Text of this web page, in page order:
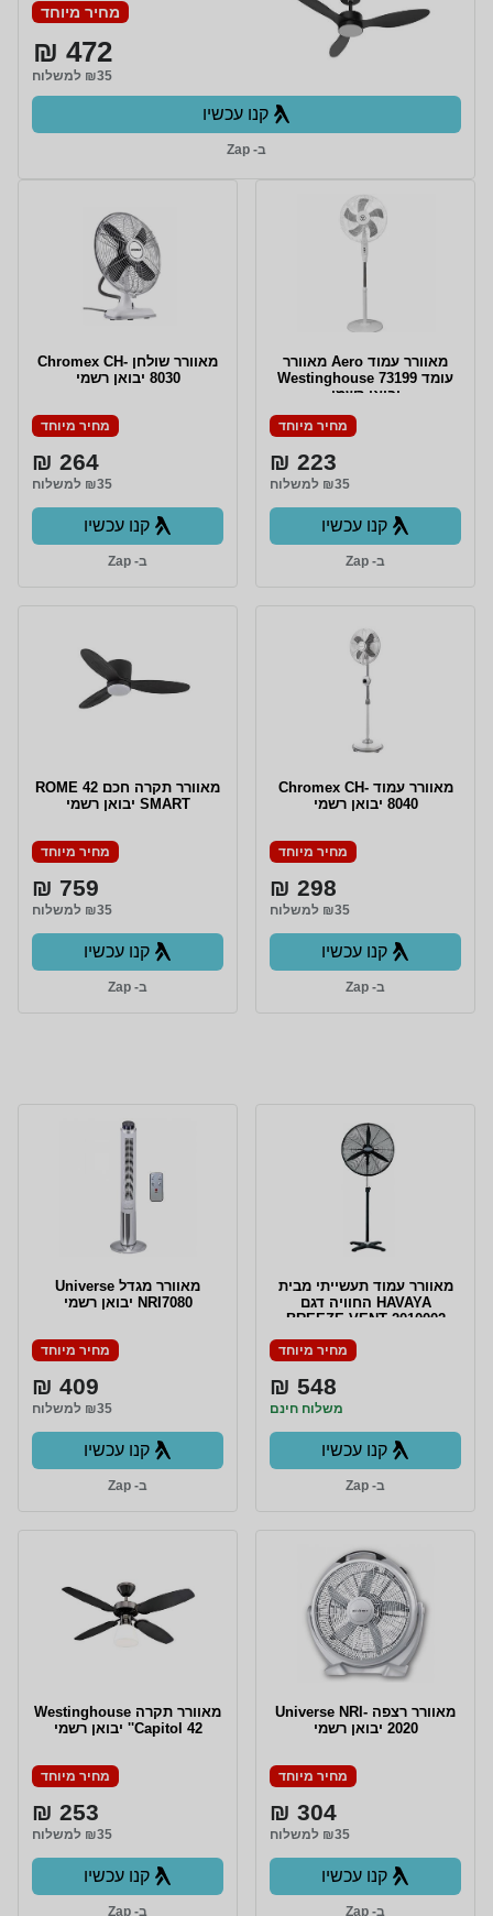
מחיר מיוחד
472 ₪
₪35 למשלוח
קנו עכשיו
ב- Zap
‏מאוורר עמוד Aero מאוורר
עומד 73199 Westinghouse
יבואן רשמי
מחיר מיוחד
223 ₪
₪35 למשלוח
קנו עכשיו
ב- Zap
מאוורר שולחן Chromex CH-
8030 יבואן רשמי
מחיר מיוחד
264 ₪
₪35 למשלוח
קנו עכשיו
ב- Zap
מאוורר עמוד Chromex CH-
8040 יבואן רשמי
מחיר מיוחד
298 ₪
₪35 למשלוח
קנו עכשיו
ב- Zap
מאוורר תקרה חכם ROME 42
SMART יבואן רשמי
מחיר מיוחד
759 ₪
₪35 למשלוח
קנו עכשיו
ב- Zap
מאוורר עמוד תעשייתי מבית
HAVAYA החוויה דגם
BREEZE VENT 2010002
מחיר מיוחד
548 ₪
משלוח חינם
קנו עכשיו
ב- Zap
‏מאוורר מגדל Universe
NRI7080 יבואן רשמי
מחיר מיוחד
409 ₪
₪35 למשלוח
קנו עכשיו
ב- Zap
‏מאוורר רצפה Universe NRI-
2020 יבואן רשמי
מחיר מיוחד
304 ₪
₪35 למשלוח
קנו עכשיו
ב- Zap
‏מאוורר תקרה Westinghouse
Capitol 42'' יבואן רשמי
מחיר מיוחד
253 ₪
₪35 למשלוח
קנו עכשיו
ב- Zap